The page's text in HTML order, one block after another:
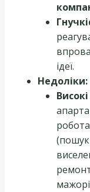
ідеї.
Недоліки:
(пошук